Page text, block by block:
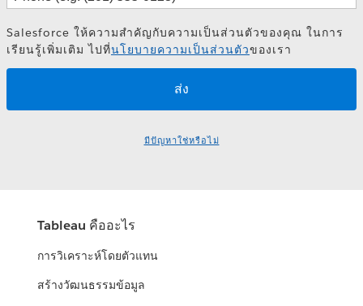
Salesforce ให้ความสำคัญกับความเป็นส่วนตัวของคุณ ในการ
เรียนรู้เพิ่มเติม ไปที่นโยบายความเป็นส่วนตัวของเรา
มีปัญหาใช่หรือไม่
Tableau คืออะไร
การวิเคราะห์โดยตัวแทน
สร้างวัฒนธรรมข้อมูล